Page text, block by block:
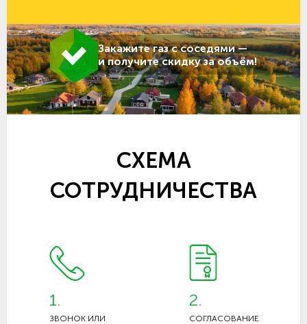
Закажите газ с соседями —
и получите скидку за объём!
СХЕМА
СОТРУДНИЧЕСТВА
1.
ЗВОНОК ИЛИ
2.
СОГЛАСОВАНИЕ